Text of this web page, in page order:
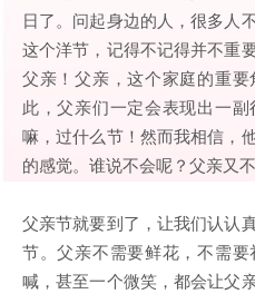
日了。问起身边的人，很多人
这个洋节，记得不记得并不重
父亲！父亲，这个家庭的重
此，父亲们一定会表现出一
嘛，过什么节！然而我相信，
的感觉。谁说不会呢？父亲又不
父亲节就要到了，让我们认认
节。父亲不需要鲜花，不需
喊，甚至一个微笑，都会让父